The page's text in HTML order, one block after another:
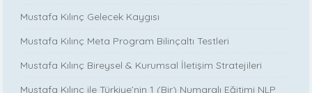
Mustafa Kılınç Gelecek Kaygısı
Mustafa Kılınç Meta Program Bilinçaltı Testleri
Mustafa Kılınç Bireysel & Kurumsal İletişim Stratejileri
Mustafa Kılınç ile Türkiye’nin 1 (Bir) Numaralı Eğitimi NLP